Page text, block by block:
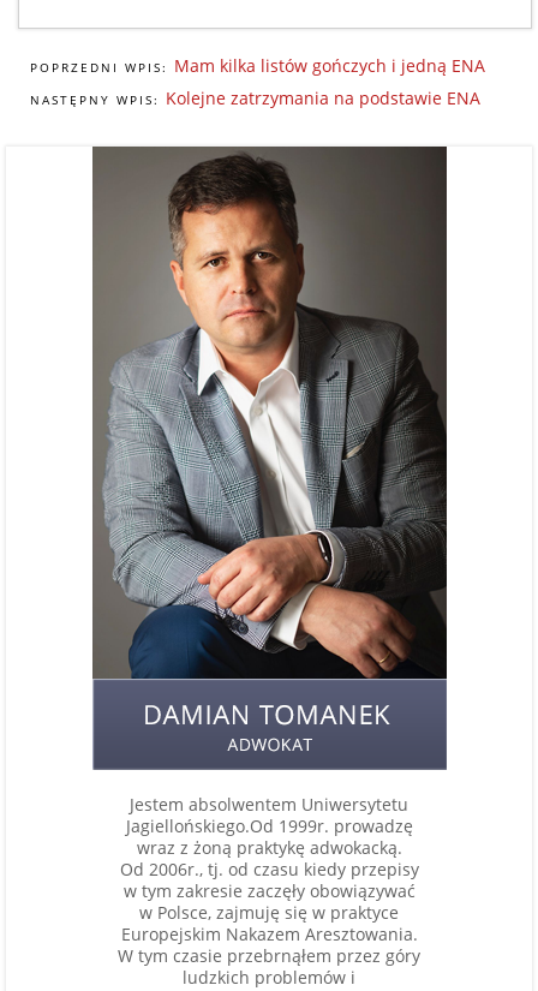
POPRZEDNI WPIS: Mam kilka listów gończych i jedną ENA
NASTĘPNY WPIS: Kolejne zatrzymania na podstawie ENA
Jestem absolwentem Uniwersytetu
Jagiellońskiego.Od 1999r. prowadzę
wraz z żoną praktykę adwokacką.
Od 2006r., tj. od czasu kiedy przepisy
w tym zakresie zaczęły obowiązywać
w Polsce, zajmuję się w praktyce
Europejskim Nakazem Aresztowania.
W tym czasie przebrnąłem przez góry
ludzkich problemów i